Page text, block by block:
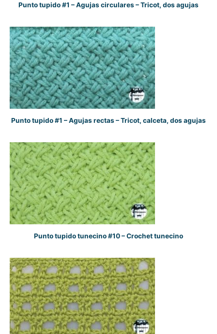
Punto tupido #1 – Agujas circulares – Tricot, dos agujas
Punto tupido #1 – Agujas rectas – Tricot, calceta, dos agujas
Punto tupido tunecino #10 – Crochet tunecino